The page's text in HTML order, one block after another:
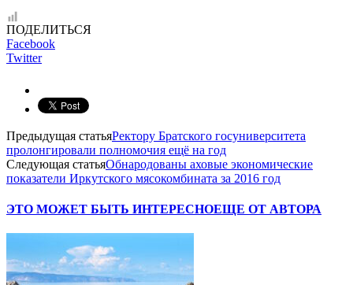
ПОДЕЛИТЬСЯ
Facebook
Twitter
Предыдущая статьяРектору Братского госуниверситета
пролонгировали полномочия ещё на год
Следующая статьяОбнародованы аховые экономические
показатели Иркутского мясокомбината за 2016 год
ЭТО МОЖЕТ БЫТЬ ИНТЕРЕСНОЕЩЕ ОТ АВТОРА